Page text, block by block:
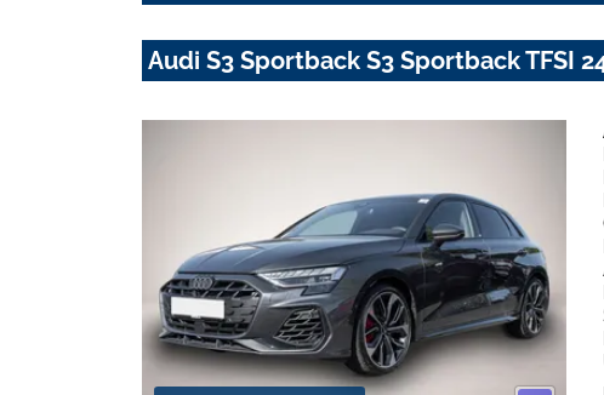
Audi S3 Sportback S3 Sportback TFSI